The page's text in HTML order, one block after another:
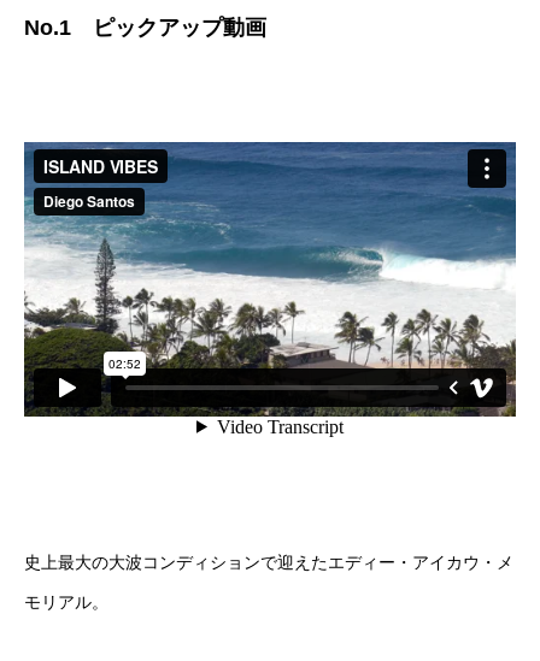
No.1 ピックアップ動画
史上最大の大波コンディションで迎えたエディー・アイカウ・メ
モリアル。